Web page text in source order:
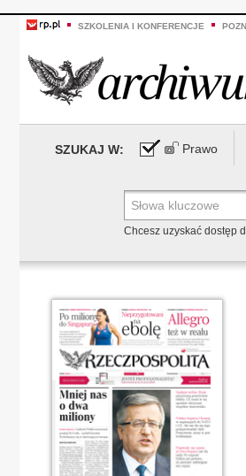
SZKOLENIA I KONFERENCJE
SZUKAJ W: Prawo
Chcesz uzyskać dostęp